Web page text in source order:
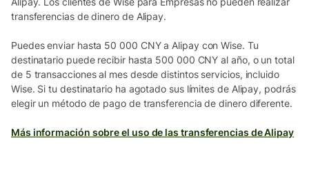
transferencias de dinero de Alipay.
Puedes enviar hasta 50 000 CNY a Alipay con Wise. Tu
destinatario puede recibir hasta 500 000 CNY al año, o un total
de 5 transacciones al mes desde distintos servicios, incluido
Wise. Si tu destinatario ha agotado sus límites de Alipay, podrás
elegir un método de pago de transferencia de dinero diferente.
Más información sobre el uso de las transferencias de Alipay